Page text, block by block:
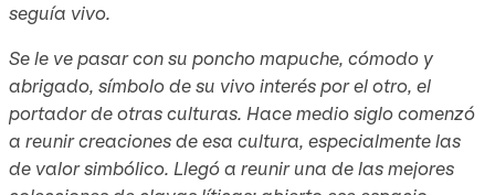
seguía vivo.
Se le ve pasar con su poncho mapuche, cómodo y
abrigado, símbolo de su vivo interés por el otro, el
portador de otras culturas. Hace medio siglo comenzó
a reunir creaciones de esa cultura, especialmente las
de valor simbólico. Llegó a reunir una de las mejores